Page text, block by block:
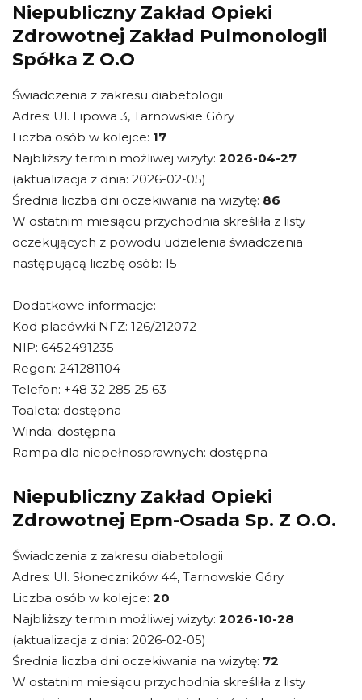
Niepubliczny Zakład Opieki
Zdrowotnej Zakład Pulmonologii
Spółka Z O.O
Świadczenia z zakresu diabetologii
Adres: Ul. Lipowa 3, Tarnowskie Góry
Liczba osób w kolejce: 17
Najbliższy termin możliwej wizyty: 2026-04-27
(aktualizacja z dnia: 2026-02-05)
Średnia liczba dni oczekiwania na wizytę: 86
W ostatnim miesiącu przychodnia skreśliła z listy
oczekujących z powodu udzielenia świadczenia
następującą liczbę osób: 15
Dodatkowe informacje:
Kod placówki NFZ: 126/212072
NIP: 6452491235
Regon: 241281104
Telefon: +48 32 285 25 63
Toaleta: dostępna
Winda: dostępna
Rampa dla niepełnosprawnych: dostępna
Niepubliczny Zakład Opieki
Zdrowotnej Epm-Osada Sp. Z O.O.
Świadczenia z zakresu diabetologii
Adres: Ul. Słoneczników 44, Tarnowskie Góry
Liczba osób w kolejce: 20
Najbliższy termin możliwej wizyty: 2026-10-28
(aktualizacja z dnia: 2026-02-05)
Średnia liczba dni oczekiwania na wizytę: 72
W ostatnim miesiącu przychodnia skreśliła z listy